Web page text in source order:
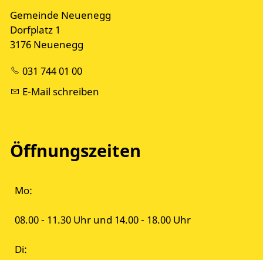
Gemeinde Neuenegg
Dorfplatz 1
3176 Neuenegg
031 744 01 00
E-Mail schreiben
Öffnungszeiten
Mo:
08.00 - 11.30 Uhr und 14.00 - 18.00 Uhr
Di: